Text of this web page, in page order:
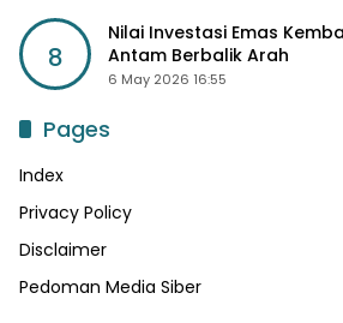
8
Nilai Investasi Emas
Antam Berbalik Arah
6 May 2026 16:55
Pages
Index
Privacy Policy
Disclaimer
Pedoman Media Siber